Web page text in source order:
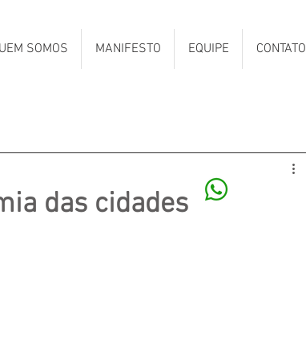
SOMOS MANIFESTO EQUIPE CONTATO
das cidades